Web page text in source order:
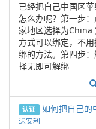
已经把自己中国区
怎么办呢？第一步
家地区选择为China
方式可以绑定，不
绑的方法。第四步
择无即可解绑
认证 如何把自己的
送安利